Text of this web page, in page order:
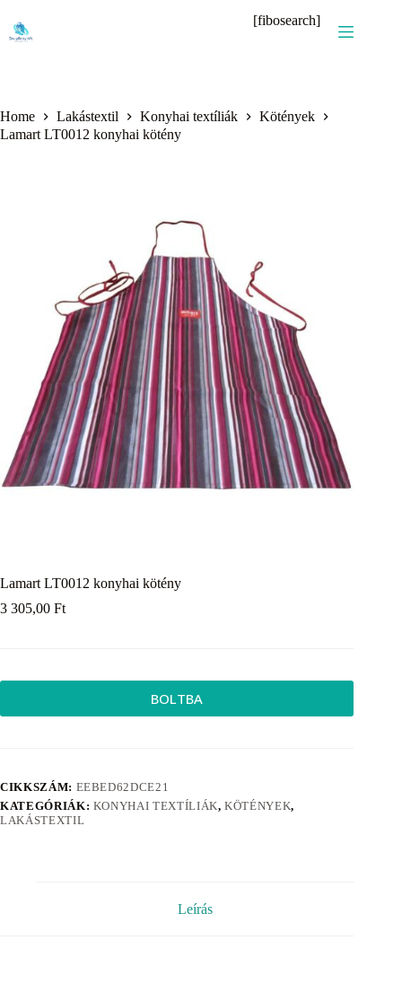
content
[fibosearch]
Home Lakástextil Konyhai textíliák
Kötények
Lamart LT0012 konyhai kötény
Lamart LT0012 konyhai kötény
3 305,00 Ft
BOLTBA
CIKKSZÁM: EEBED62DCE21
KATEGÓRIÁK: KONYHAI TEXTÍLIÁK,KÖTÉNYEK,
LAKÁSTEXTIL
Leírás